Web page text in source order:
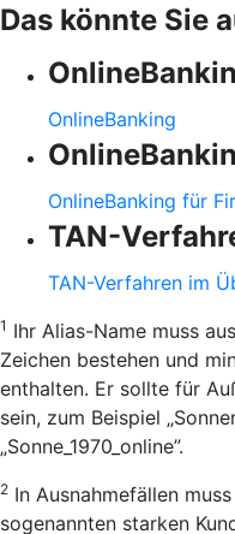
Das könnte Sie
OnlineBanking
OnlineBanking für
TAN-
TAN-Verfahren im
1 Ihr Alias-Name muss
Zeichen bestehen und
enthalten. Er sollte für
sein, zum Beispiel
„Sonne_1970_online”.
2 In Ausnahmefällen
sogenannten starken